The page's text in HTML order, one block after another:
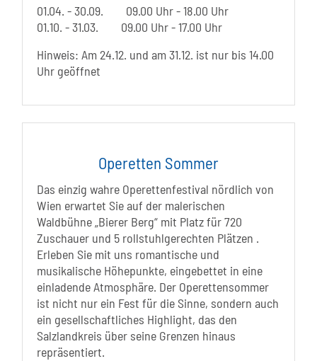
01.04. - 30.09. 09.00 Uhr - 18.00 Uhr
01.10. - 31.03. 09.00 Uhr - 17.00 Uhr
Hinweis: Am 24.12. und am 31.12. ist nur bis 14.00
Uhr geöffnet
Operetten Sommer
Das einzig wahre Operettenfestival nördlich von
Wien erwartet Sie auf der malerischen
Waldbühne „Bierer Berg“ mit Platz für 720
Zuschauer und 5 rollstuhlgerechten Plätzen .
Erleben Sie mit uns romantische und
musikalische Höhepunkte, eingebettet in eine
einladende Atmosphäre. Der Operettensommer
ist nicht nur ein Fest für die Sinne, sondern auch
ein gesellschaftliches Highlight, das den
Salzlandkreis über seine Grenzen hinaus
repräsentiert.